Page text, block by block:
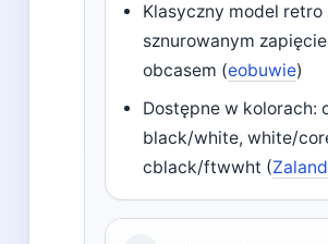
Klasyczny model retro
sznurowanym
obcasem (eobuwie)
Dostępne w kolorach:
black/white, white/
cblack/ftwwht (